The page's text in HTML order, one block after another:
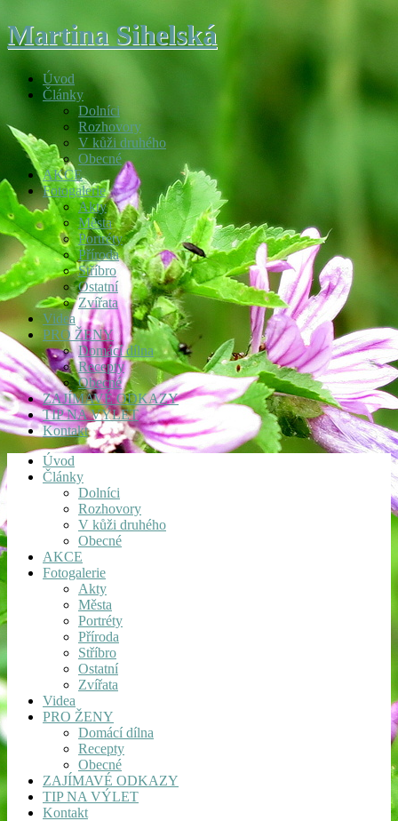
Martina Sihelská
Úvod
Články
Dolníci
Rozhovory
V kůži druhého
Obecné
AKCE
Fotogalerie
Akty
Města
Portréty
Příroda
Stříbro
Ostatní
Zvířata
Videa
PRO ŽENY
Domácí dílna
Recepty
Obecné
ZAJÍMAVÉ ODKAZY
TIP NA VÝLET
Kontakt
Úvod
Články
Dolníci
Rozhovory
V kůži druhého
Obecné
AKCE
Fotogalerie
Akty
Města
Portréty
Příroda
Stříbro
Ostatní
Zvířata
Videa
PRO ŽENY
Domácí dílna
Recepty
Obecné
ZAJÍMAVÉ ODKAZY
TIP NA VÝLET
Kontakt